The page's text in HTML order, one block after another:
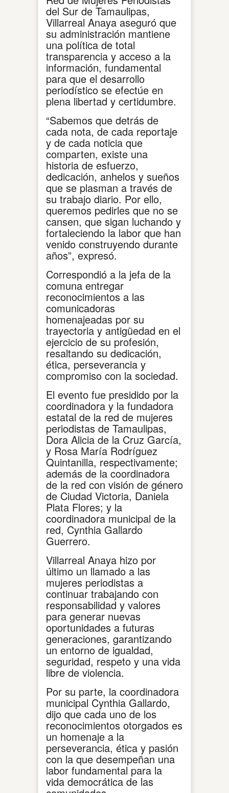
del Sur de Tamaulipas,
Villarreal Anaya aseguró que
su administración mantiene
una política de total
transparencia y acceso a la
información, fundamental
para que el desarrollo
periodístico se efectúe en
plena libertad y certidumbre.
“Sabemos que detrás de
cada nota, de cada reportaje
y de cada noticia que
comparten, existe una
historia de esfuerzo,
dedicación, anhelos y sueños
que se plasman a través de
su trabajo diario. Por ello,
queremos pedirles que no se
cansen, que sigan luchando y
fortaleciendo la labor que han
venido construyendo durante
años”, expresó.
Correspondió a la jefa de la
comuna entregar
reconocimientos a las
comunicadoras
homenajeadas por su
trayectoria y antigüedad en el
ejercicio de su profesión,
resaltando su dedicación,
ética, perseverancia y
compromiso con la sociedad.
El evento fue presidido por la
coordinadora y la fundadora
estatal de la red de mujeres
periodistas de Tamaulipas,
Dora Alicia de la Cruz García,
y Rosa María Rodríguez
Quintanilla, respectivamente;
además de la coordinadora
de la red con visión de género
de Ciudad Victoria, Daniela
Plata Flores; y la
coordinadora municipal de la
red, Cynthia Gallardo
Guerrero.
Villarreal Anaya hizo por
último un llamado a las
mujeres periodistas a
continuar trabajando con
responsabilidad y valores
para generar nuevas
oportunidades a futuras
generaciones, garantizando
un entorno de igualdad,
seguridad, respeto y una vida
libre de violencia.
Por su parte, la coordinadora
municipal Cynthia Gallardo,
dijo que cada uno de los
reconocimientos otorgados es
un homenaje a la
perseverancia, ética y pasión
con la que desempeñan una
labor fundamental para la
vida democrática de las